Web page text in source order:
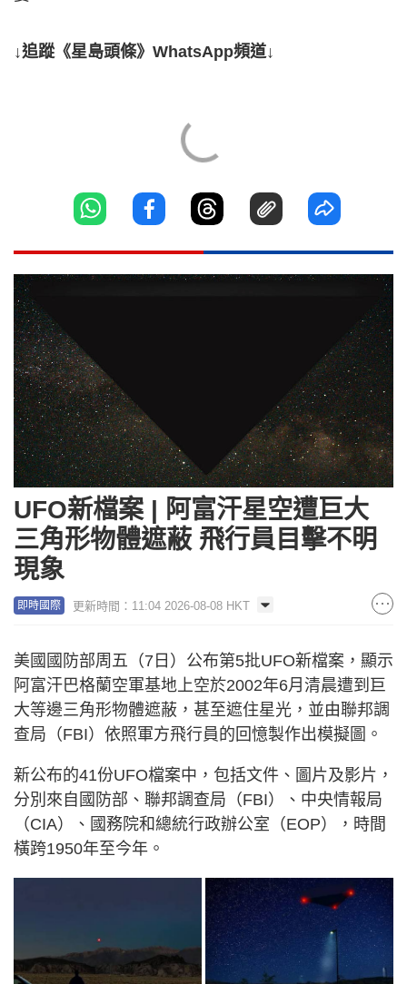
↓追蹤《星島頭條》WhatsApp頻道↓
UFO新檔案 | 阿富汗星空遭巨大
三角形物體遮蔽 飛行員目擊不明
現象
即時國際 更新時間：11:04 2026-08-08 HKT
美國國防部周五（7日）公布第5批UFO新檔案，顯示
阿富汗巴格蘭空軍基地上空於2002年6月清晨遭到巨
大等邊三角形物體遮蔽，甚至遮住星光，並由聯邦調
查局（FBI）依照軍方飛行員的回憶製作出模擬圖。
新公布的41份UFO檔案中，包括文件、圖片及影片，
分別來自國防部、聯邦調查局（FBI）、中央情報局
（CIA）、國務院和總統行政辦公室（EOP），時間
橫跨1950年至今年。